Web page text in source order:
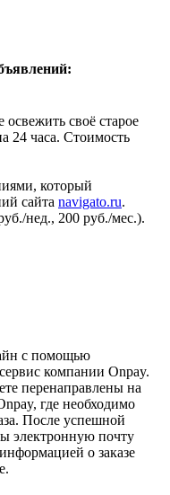
своё старое
24 часа. Стоимость
который
сайта navigato.ru.
нед., 200 руб./мес.).
с помощью
компании Onpay.
перенаправлены на
где необходимо
После успешной
электронную почту
о заказе